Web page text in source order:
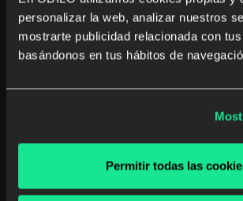
personalizar la web, analizar nuestros
mostrarte publicidad relacionada con
basándonos en tus hábitos de
Permitir todas las
The Importance of
Experience
Integrating multiformat content is
the learning experience. Discover
in your educational methodology.
Higher Education Unlimited learning